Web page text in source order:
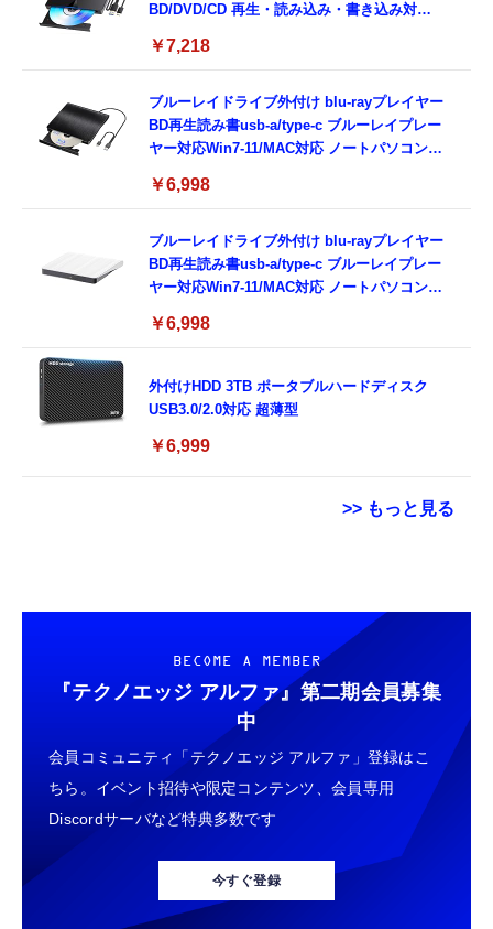
BD/DVD/CD 再生・読み込み・書き込み対応
11/Mac OSパソコン対応電源ケーブル付属
￥7,218
ブルーレイドライブ外付け blu-rayプレイヤー
BD再生読み書usb-a/type-c ブルーレイプレー
ヤー対応Win7-11/MAC対応 ノートパソコン対
￥6,998
ブルーレイドライブ外付け blu-rayプレイヤー
BD再生読み書usb-a/type-c ブルーレイプレー
ヤー対応Win7-11/MAC対応 ノートパソコン対
￥6,998
外付けHDD 3TB ポータブルハードディスク
USB3.0/2.0対応 超薄型
￥6,999
>> もっと見る
認済み R:7100MB/s W:4800MB/s 高耐久3D
NAND TLC HE70 正規代理店品メーカー5年保
￥14,981
スティング [DVD]
￥1,000
【整備済み品】Samsung PM991 256GB
NVMe SSD MZ-9LQ256A MZ9LQ256HAJD-
000D1 M.2 2230 PCIe Gen3 x4 内蔵SSD 読
込最大3100MB/s 書込最大1300MB/s Dell
￥5,380
Windows 11/10/8.1用 日本メーカー LBT-
￥980
バッファロー Wi-Fi 6 ルーター
2401+573Mbps EasyMesh WSR-
3000AX4L/N
￥8,170
バッファロー 有線LANアダプター Giga
Type-A USB3.2(Gen1)対応 ブラック LUA6-
U3-AGTE-NBK
￥1,562
エレコム クリーナー 超強力クロス グレー
AVD-TVCC01
￥870
USB Type Cケーブル【1m+1m+2m+2m/4
本】タイプc ケーブル PD対応 60W急速充
電】データ転送 断線防止 高耐久ナイロン
iPhone 17/iPhone 16 /iPhone 15 /
￥749
BECOME A MEMBER
『テクノエッジ アルファ』 第二期会員募集
中
会員コミュニティ「テクノエッジ アルファ」登録はこ
ちら。イベント招待や限定コンテンツ、会員専用
Discordサーバなど特典多数です
今すぐ登録